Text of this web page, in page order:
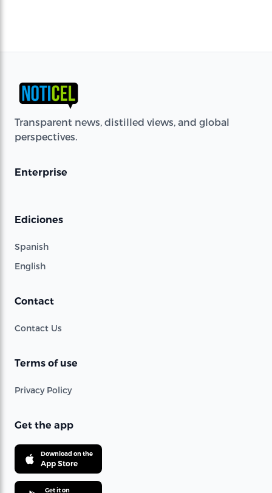
Transparent news, distilled views, and global
perspectives.
Enterprise
Ediciones
Spanish
English
Contact
Contact Us
Terms of use
Privacy Policy
Get the app
Download on the
App Store
Get it on